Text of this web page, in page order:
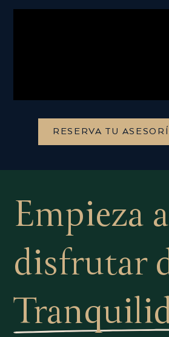
RESERVA TU
Empieza a
disfrutar